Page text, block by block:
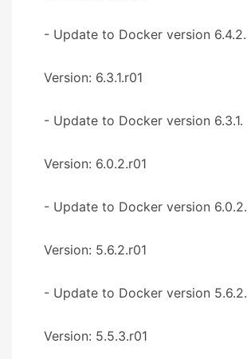
- Update to Docker version 6.4.2.
Version: 6.3.1.r01
- Update to Docker version 6.3.1.
Version: 6.0.2.r01
- Update to Docker version 6.0.2.
Version: 5.6.2.r01
- Update to Docker version 5.6.2.
Version: 5.5.3.r01